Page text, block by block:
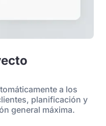
a los
planificación y
general máxima.